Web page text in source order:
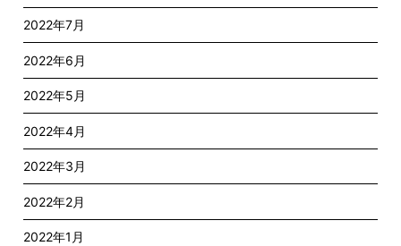
2022年7月
2022年6月
2022年5月
2022年4月
2022年3月
2022年2月
2022年1月